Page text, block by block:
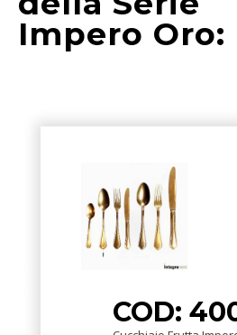
Impero Oro:
COD: